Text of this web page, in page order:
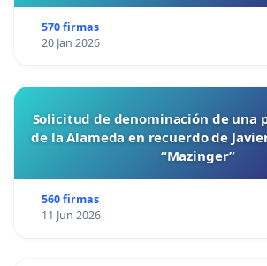
570 firmas
20 Jan 2026
Solicitud de denominación de una
de la Alameda en recuerdo de
“Mazinger”
560 firmas
11 Jun 2026